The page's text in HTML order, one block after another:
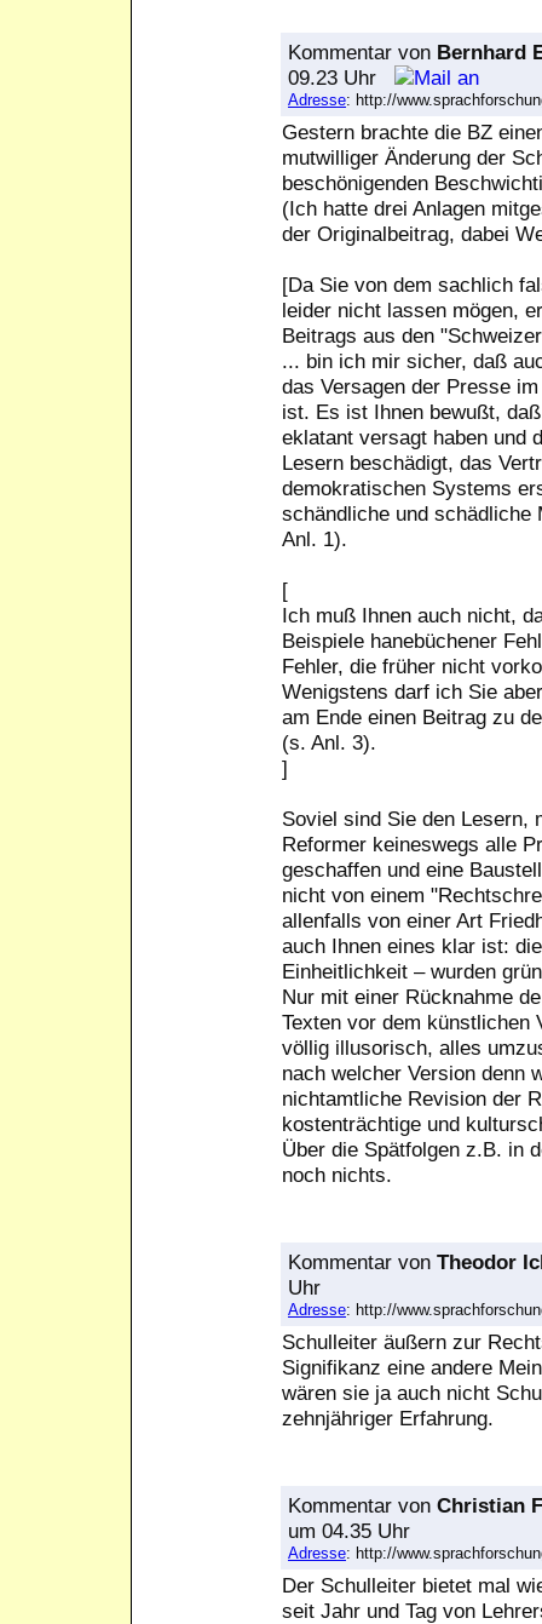
Kommentar von Bernhard
09.23 Uhr
Adresse: http://
Gestern brachte die BZ
mutwilliger Änderung der
beschönigenden
(Ich hatte drei Anlagen
der Originalbeitrag, dabei
[Da Sie von dem sachlich
leider nicht lassen mögen,
Beitrags aus den
... bin ich mir sicher, daß
das Versagen der Presse
ist. Es ist Ihnen bewußt,
eklatant versagt haben und
Lesern beschädigt, das
demokratischen Systems
schändliche und schädliche
Anl. 1).
[
Ich muß Ihnen auch nicht,
Beispiele hanebüchener
Fehler, die früher nicht
Wenigstens darf ich Sie
am Ende einen Beitrag zu
(s. Anl. 3).
]
Soviel sind Sie den Lesern,
Reformer keineswegs alle
geschaffen und eine
nicht von einem
allenfalls von einer Art
auch Ihnen eines klar ist:
Einheitlichkeit – wurden
Nur mit einer Rücknahme
Texten vor dem künstlichen
völlig illusorisch, alles
nach welcher Version denn
nichtamtliche Revision der
kostenträchtige und
Über die Spätfolgen z.B. in
noch nichts.
Kommentar von Theodor
Uhr
Adresse: http://
Schulleiter äußern zur
Signifikanz eine andere
wären sie ja auch nicht
zehnjähriger Erfahrung.
Kommentar von Christian
um 04.35 Uhr
Adresse: http://
Der Schulleiter bietet mal
seit Jahr und Tag von